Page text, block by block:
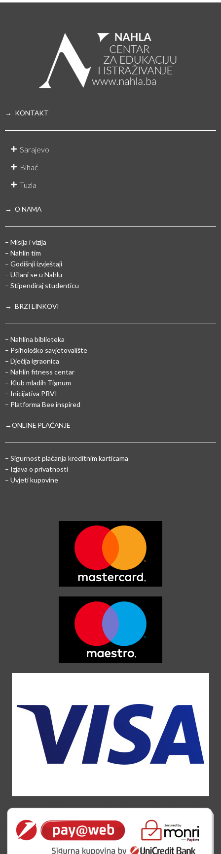
→ KONTAKT
Sarajevo
Bihać
Tuzla
→ O NAMA
– Misija i vizija
– Nahlin tim
– Godišnji izvještaji
– Učlani se u Nahlu
– Stipendiraj studenticu
→ BRZI LINKOVI
– Nahlina biblioteka
– Psihološko savjetovalište
– Dječija igraonica
– Nahlin fitness centar
– Klub mladih Tignum
– Inicijativa PRVI
– Platforma Bee inspired
→ONLINE PLAĆANJE
– Sigurnost plaćanja kreditnim karticama
– Izjava o privatnosti
– Uvjeti kupovine